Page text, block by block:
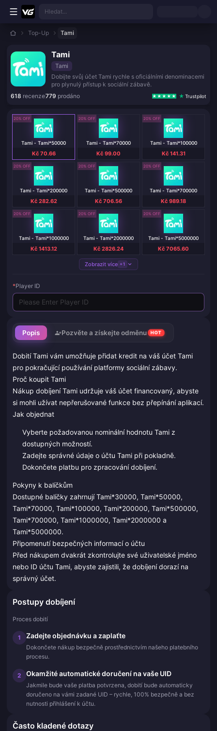
Přejít k hlavnímu obsahu
Hledat...
Top-Up Tami
Tami
Tami
Dobijte svůj účet Tami rychle s oficiálními denominacemi
pro plynulý přístup k sociální zábavě.
618 recenze779 prodáno Trustpilot
Popis Pozvěte a získejte odměnu HOT
Dobití Tami vám umožňuje přidat kredit na váš účet Tami
pro pokračující používání platformy sociální zábavy.
Proč koupit Tami
Nákup dobíjení Tami udržuje váš účet financovaný, abyste
si mohli užívat nepřerušované funkce bez přepínání aplikací.
Jak objednat
Vyberte požadovanou nominální hodnotu Tami z
dostupných možností.
Zadejte správné údaje o účtu Tami při pokladně.
Dokončete platbu pro zpracování dobíjení.
Pokyny k balíčkům
Dostupné balíčky zahrnují Tami*30000, Tami*50000,
Tami*70000, Tami*100000, Tami*200000, Tami*500000,
Tami*700000, Tami*1000000, Tami*2000000 a
Tami*5000000.
Připomenutí bezpečných informací o účtu
Před nákupem dvakrát zkontrolujte své uživatelské jméno
nebo ID účtu Tami, abyste zajistili, že dobíjení dorazí na
správný účet.
Postupy dobíjení
Proces dobití
1 Zadejte objednávku a zaplaťte
Dokončete nákup bezpečně prostřednictvím našeho platebního
procesu.
2 Okamžité automatické doručení na vaše UID
Jakmile bude vaše platba potvrzena, dobití bude automaticky
doručeno na vámi zadané UID – rychle, 100% bezpečně a bez
nutnosti přihlášení k účtu.
Často kladené dotazy
20% OFF
Tami - Tami*50000
Kč 70.66
20% OFF
Tami - Tami*70000
Kč 99.00
20% OFF
Tami - Tami*100000
Kč 141.31
20% OFF
Tami - Tami*200000
Kč 282.62
20% OFF
Tami - Tami*500000
Kč 706.56
20% OFF
Tami - Tami*700000
Kč 989.18
20% OFF
Tami - Tami*1000000
Kč 1413.12
20% OFF
Tami - Tami*2000000
Kč 2826.24
20% OFF
Tami - Tami*5000000
Kč 7065.60
Zobrazit více +1
*Player ID